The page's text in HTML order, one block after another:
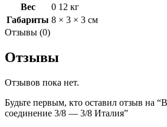
Вес
0 12 кг
Габариты 8 × 3 × 3 см
Отзывы (0)
Отзывы
Отзывов пока нет.
Будьте первым, кто оставил отзыв на
соединение 3/8 — 3/8 Италия”